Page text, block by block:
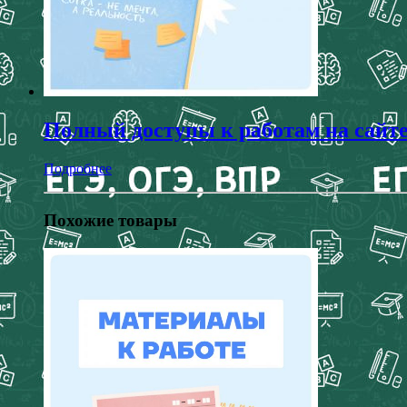
Полный доступы к работам на
Подробнее
Похожие товары